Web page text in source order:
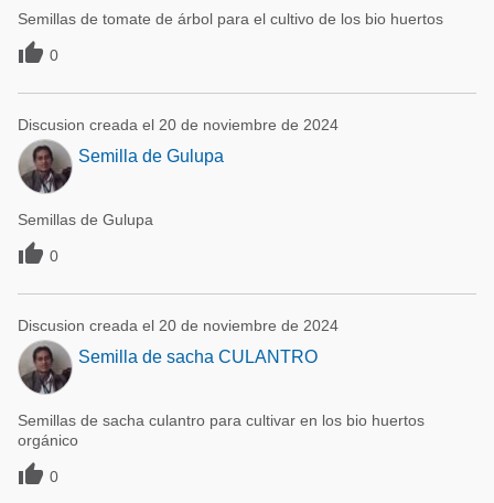
Semillas de tomate de árbol para el cultivo de los bio huertos
 0
Discusion creada el 20 de noviembre de 2024
Semilla de Gulupa
Semillas de Gulupa
 0
Discusion creada el 20 de noviembre de 2024
Semilla de sacha CULANTRO
Semillas de sacha culantro para cultivar en los bio huertos
orgánico
 0